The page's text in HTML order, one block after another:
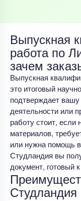
Выпускная
работа по
зачем
Выпускная
это итоговый
подтверждает
деятельности или
работу стоит, если
материалов,
или нужна помощь
Студландия вы
документ, готовый
Студландия